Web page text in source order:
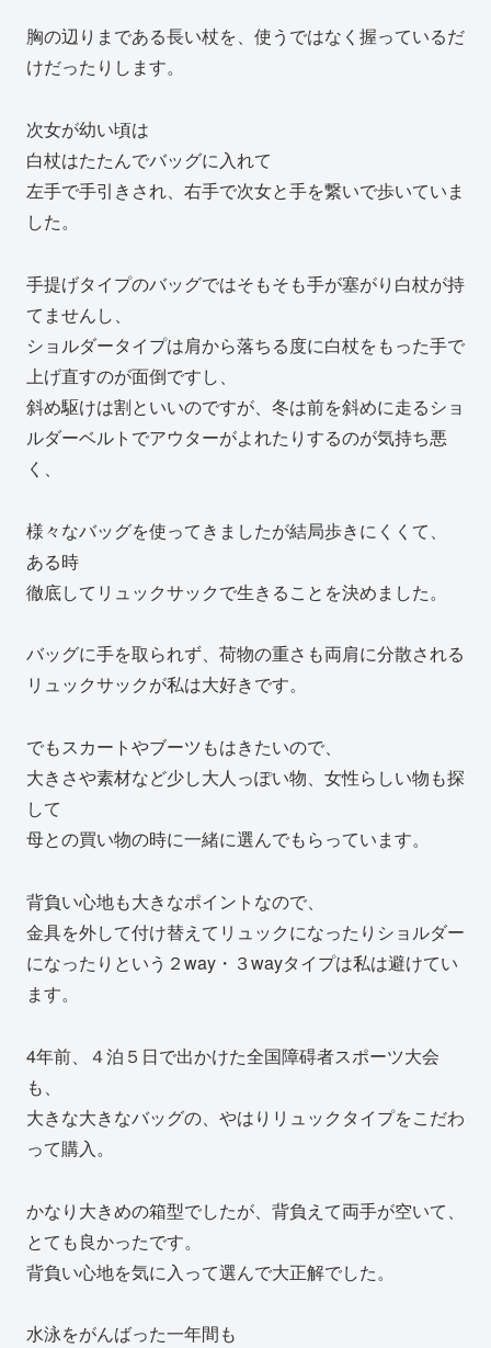
胸の辺りまである長い杖を、使うではなく握っているだ
けだったりします。
次女が幼い頃は
白杖はたたんでバッグに入れて
左手で手引きされ、右手で次女と手を繋いで歩いていま
した。
手提げタイプのバッグではそもそも手が塞がり白杖が持
てませんし、
ショルダータイプは肩から落ちる度に白杖をもった手で
上げ直すのが面倒ですし、
斜め駆けは割といいのですが、冬は前を斜めに走るショ
ルダーベルトでアウターがよれたりするのが気持ち悪
く、
様々なバッグを使ってきましたが結局歩きにくくて、
ある時
徹底してリュックサックで生きることを決めました。
バッグに手を取られず、荷物の重さも両肩に分散される
リュックサックが私は大好きです。
でもスカートやブーツもはきたいので、
大きさや素材など少し大人っぽい物、女性らしい物も探
して
母との買い物の時に一緒に選んでもらっています。
背負い心地も大きなポイントなので、
金具を外して付け替えてリュックになったりショルダー
になったりという２way・３wayタイプは私は避けてい
ます。
4年前、４泊５日で出かけた全国障碍者スポーツ大会
も、
大きな大きなバッグの、やはりリュックタイプをこだわ
って購入。
かなり大きめの箱型でしたが、背負えて両手が空いて、
とても良かったです。
背負い心地を気に入って選んで大正解でした。
水泳をがんばった一年間も